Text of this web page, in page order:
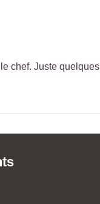
chef. Juste quelques